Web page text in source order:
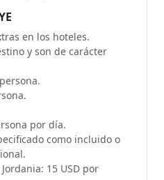
en los hoteles.
y son de carácter
por día.
como incluido o
15 USD por